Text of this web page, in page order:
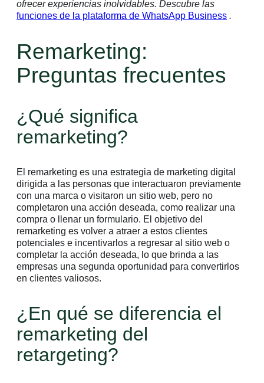
ofrecer experiencias inolvidables. Descubre las
funciones de la plataforma de WhatsApp Business .
Remarketing:
Preguntas frecuentes
¿Qué significa
remarketing?
El remarketing es una estrategia de marketing digital
dirigida a las personas que interactuaron previamente
con una marca o visitaron un sitio web, pero no
completaron una acción deseada, como realizar una
compra o llenar un formulario. El objetivo del
remarketing es volver a atraer a estos clientes
potenciales e incentivarlos a regresar al sitio web o
completar la acción deseada, lo que brinda a las
empresas una segunda oportunidad para convertirlos
en clientes valiosos.
¿En qué se diferencia el
remarketing del
retargeting?